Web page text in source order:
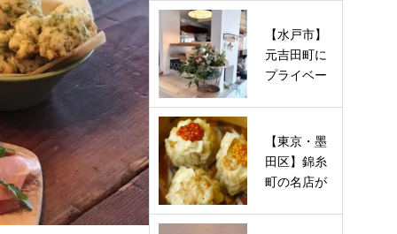
【水戸市】
元吉田町に
プライベー
【東京・墨
田区】錦糸
町の名店が